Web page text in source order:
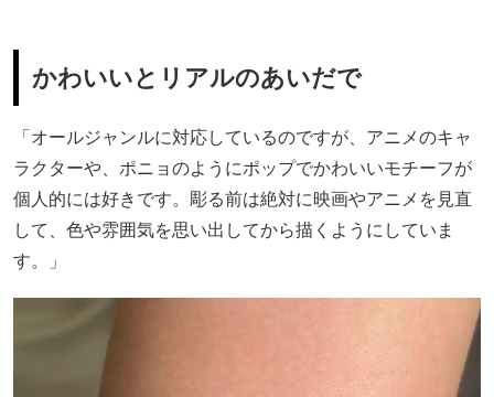
かわいいとリアルのあいだで
「オールジャンルに対応しているのですが、アニメのキャ
ラクターや、ポニョのようにポップでかわいいモチーフが
個人的には好きです。彫る前は絶対に映画やアニメを見直
して、色や雰囲気を思い出してから描くようにしていま
す。」